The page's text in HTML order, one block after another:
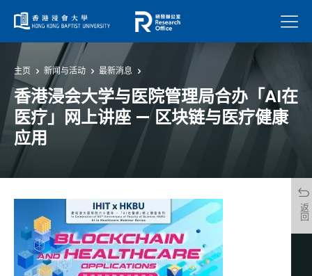
菜单
主页 新闻与活动 最新消息
香港浸会大学与医院管理局合办「AI在
医疗」网上讲座 — 区块链与医疗健康
应用
返回